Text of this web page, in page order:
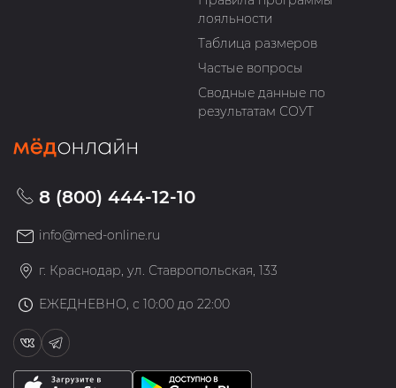
лояльности
Таблица размеров
Частые вопросы
Сводные данные по
результатам СОУТ
8 (800) 444-12-10
info@med-online.ru
г. Краснодар, ул. Ставропольская, 133
ЕЖЕДНЕВНО, с 10:00 до 22:00